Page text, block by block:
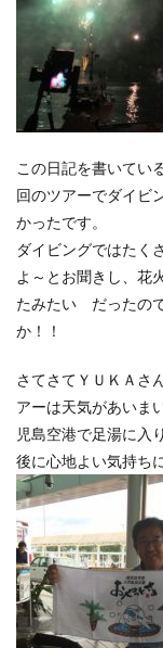
この日記を書いてい
回のツアーでダイビ
かったです。
ダイビングではたく
よ～とお聞きし、
たみたい だったの
か！！
さてさてＹＵＫＡ
アーは天気があいま
児島空港で足湯に
後に心地よい気持ち